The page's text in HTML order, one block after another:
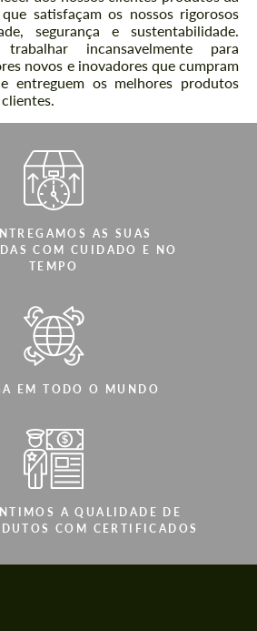
satisfaçam os nossos rigorosos
segurança e sustentabilidade.
incansavelmente para
novos e inovadores que cumpram
entreguem os melhores produtos
AS SUAS
COM CUIDADO E NO
TEMPO
EM TODO O MUNDO
A QUALIDADE DE
COM CERTIFICADOS
com o processamento de
a sua língua
com o processamento de
CONTACTE-ME
a sua língua